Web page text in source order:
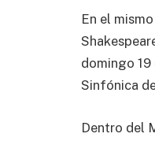
En el
domingo
Sinfónica
Dentro del